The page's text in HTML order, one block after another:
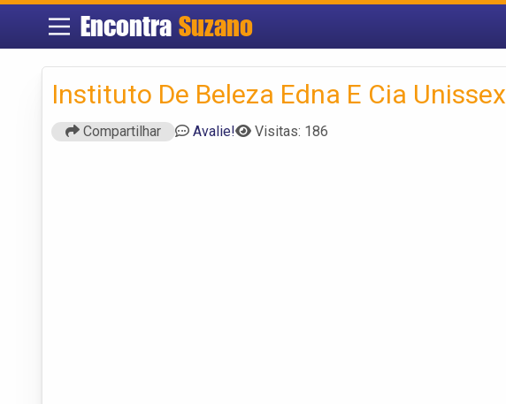
Encontra Suzano
Instituto De Beleza Edna E Cia Unissex
Compartilhar Avalie! Visitas: 186